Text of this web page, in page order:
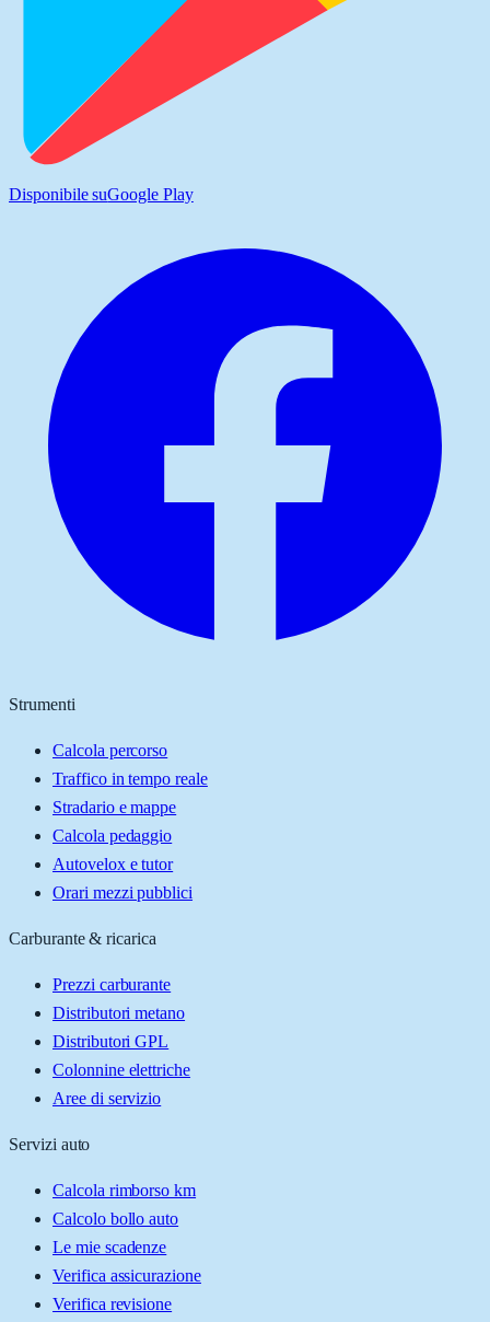
Disponibile suGoogle Play
Strumenti
Calcola percorso
Traffico in tempo reale
Stradario e mappe
Calcola pedaggio
Autovelox e tutor
Orari mezzi pubblici
Carburante & ricarica
Prezzi carburante
Distributori metano
Distributori GPL
Colonnine elettriche
Aree di servizio
Servizi auto
Calcola rimborso km
Calcolo bollo auto
Le mie scadenze
Verifica assicurazione
Verifica revisione